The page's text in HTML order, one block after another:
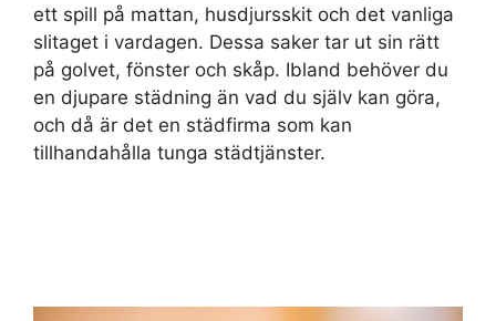
ett spill på mattan, husdjursskit och det vanliga
slitaget i vardagen. Dessa saker tar ut sin rätt
på golvet, fönster och skåp. Ibland behöver du
en djupare städning än vad du själv kan göra,
och då är det en städfirma som kan
tillhandahålla tunga städtjänster.